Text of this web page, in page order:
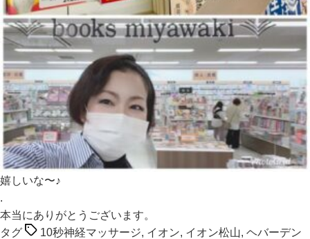
嬉しいな〜♪
.
本当にありがとうございます。
タグ
10秒神経マッサージ, イオン, イオン松山, ヘバーデン